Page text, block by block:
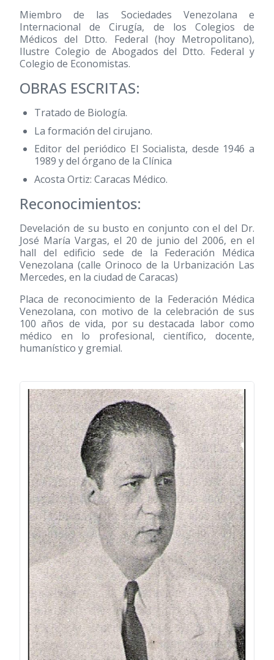
Miembro de las Sociedades Venezolana e
Internacional de Cirugía, de los Colegios de
Médicos del Dtto. Federal (hoy Metropolitano),
Ilustre Colegio de Abogados del Dtto. Federal y
Colegio de Economistas.
OBRAS ESCRITAS:
Tratado de Biología.
La formación del cirujano.
Editor del periódico El Socialista, desde 1946 a
1989 y del órgano de la Clínica
Acosta Ortiz: Caracas Médico.
Reconocimientos:
Develación de su busto en conjunto con el del Dr.
José María Vargas, el 20 de junio del 2006, en el
hall del edificio sede de la Federación Médica
Venezolana (calle Orinoco de la Urbanización Las
Mercedes, en la ciudad de Caracas)
Placa de reconocimiento de la Federación Médica
Venezolana, con motivo de la celebración de sus
100 años de vida, por su destacada labor como
médico en lo profesional, científico, docente,
humanístico y gremial.